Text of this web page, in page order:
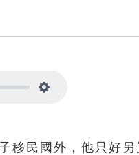
移民國外，他只好另